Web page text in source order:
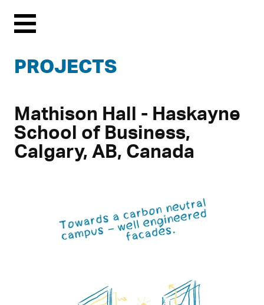
Menu
PROJECTS
Mathison Hall - Haskayne
School of Business,
Calgary, AB, Canada